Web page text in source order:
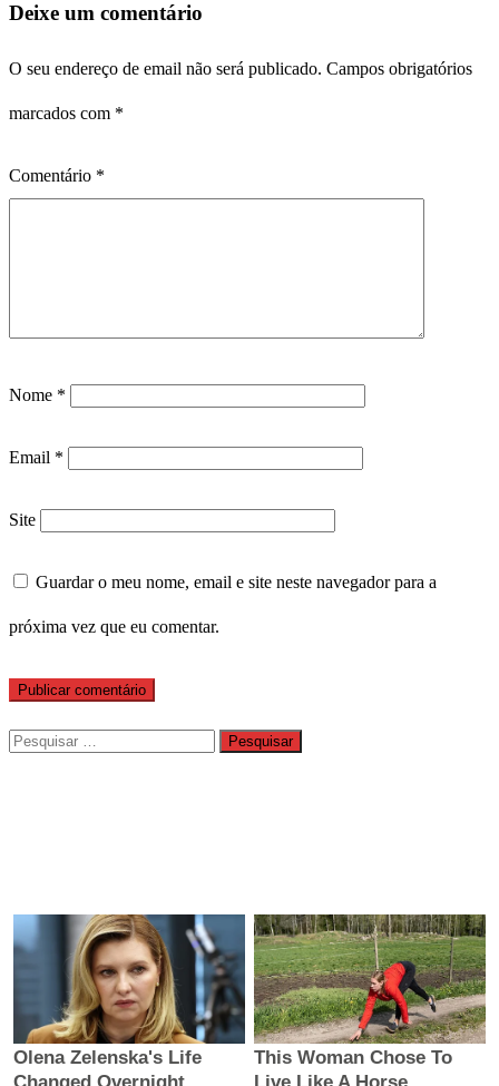
Deixe um comentário
O seu endereço de email não será publicado. Campos obrigatórios
marcados com *
Comentário *
Nome *
Email *
Site
Guardar o meu nome, email e site neste navegador para a
próxima vez que eu comentar.
Pesquisar
por: